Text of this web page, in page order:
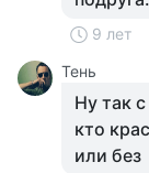
9 лет
Тень
Ну так
кто
или без